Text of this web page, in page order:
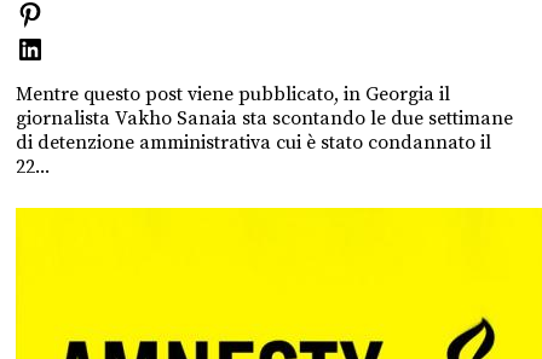
Mentre questo post viene pubblicato, in Georgia il
giornalista Vakho Sanaia sta scontando le due settimane
di detenzione amministrativa cui è stato condannato il
22...